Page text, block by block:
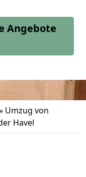
Angebote
Umzug von
Havel